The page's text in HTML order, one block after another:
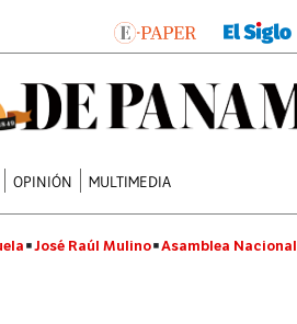
OPINIÓN MULTIMEDIA
José Raúl Mulino Asamblea Nacional